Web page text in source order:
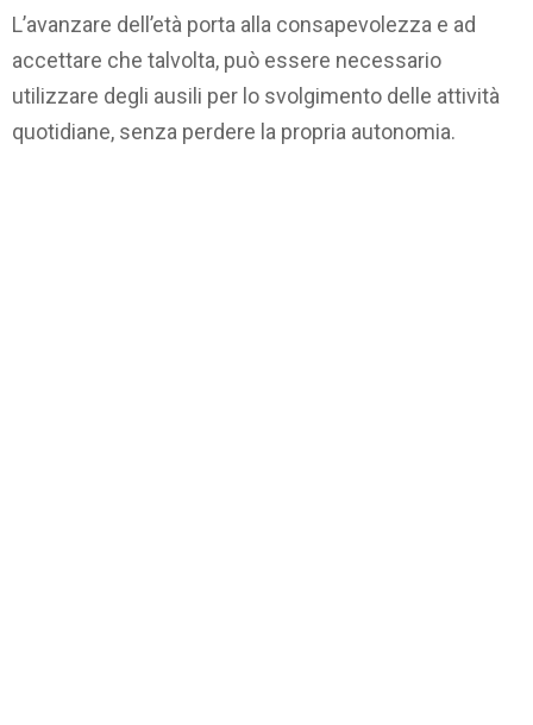
L’avanzare dell’età porta alla consapevolezza e ad
accettare che talvolta, può essere necessario
utilizzare degli ausili per lo svolgimento delle attività
quotidiane, senza perdere la propria autonomia.